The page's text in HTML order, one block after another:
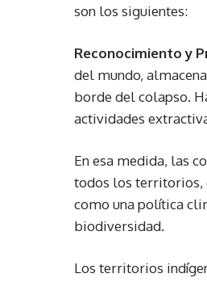
son los siguientes:
Reconocimiento y
del mundo,
borde del colapso.
actividades
En esa medida, las
todos los territorios,
como una política
biodiversidad.
Los territorios